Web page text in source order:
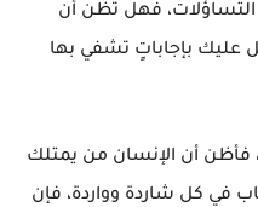
فهل تظن أن
بإجاباتٍ تشفي بها
فأظن أن الإنسان من يمتلك
في كل شاردة وواردة، فإن